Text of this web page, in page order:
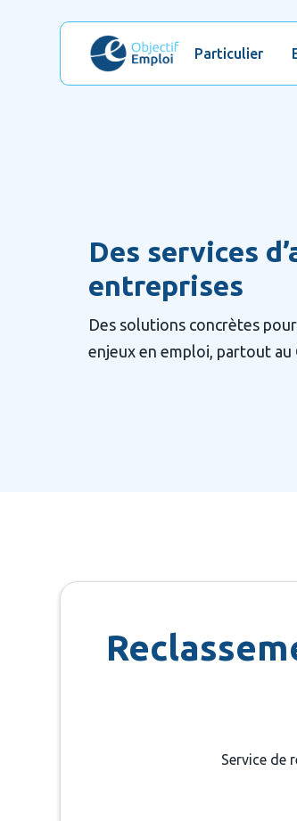
Particulier
Des services
entreprises
Des solutions concrètes
enjeux en emploi, partout au
Service de